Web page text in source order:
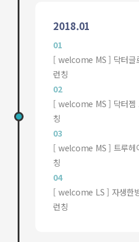
2018.01
01
[ welcome MS ] 닥터글
런칭
02
[ welcome MS ] 닥터젬
칭
03
[ welcome MS ] 트루헤
칭
04
[ welcome LS ] 자생한
런칭